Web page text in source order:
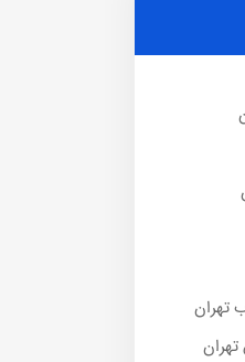
تهران